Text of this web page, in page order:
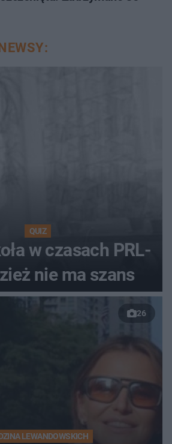
QUIZ
w czasach PRL-
nie ma szans
26
LEWANDOWSKICH